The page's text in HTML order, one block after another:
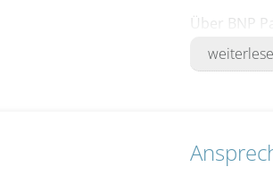
Über BNP
BNP
aktiv und